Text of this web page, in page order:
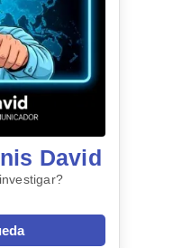
David